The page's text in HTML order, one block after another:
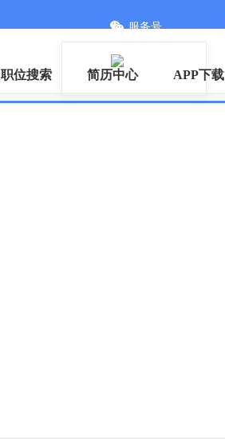
服务号
职位搜索 简历中心 APP下载